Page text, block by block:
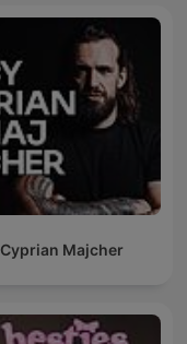
Cyprian Majcher